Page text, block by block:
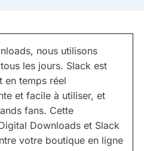
nous utilisons
les jours. Slack est
en temps réel
et facile à utiliser, et
fans. Cette
Downloads et Slack
votre boutique en ligne